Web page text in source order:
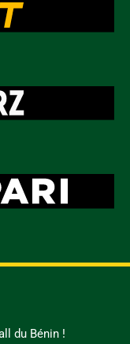
du Bénin !